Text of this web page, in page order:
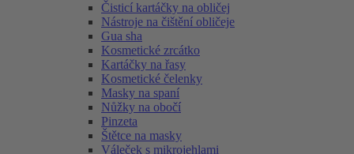
Čisticí kartáčky na obličej
Nástroje na čištění obličeje
Gua sha
Kosmetické zrcátko
Kartáčky na řasy
Kosmetické čelenky
Masky na spaní
Nůžky na obočí
Pinzeta
Štětce na masky
Váleček s mikrojehlami